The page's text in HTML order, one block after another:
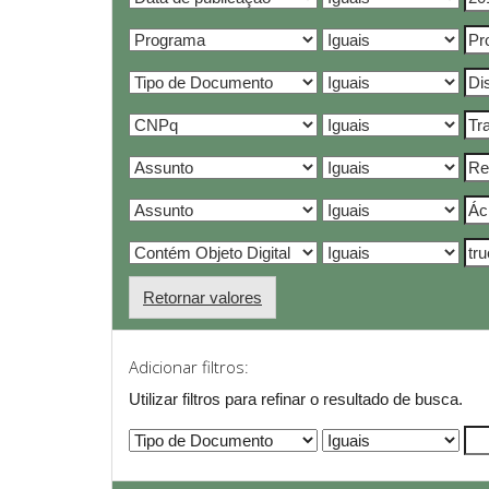
Retornar valores
Adicionar filtros:
Utilizar filtros para refinar o resultado de busca.